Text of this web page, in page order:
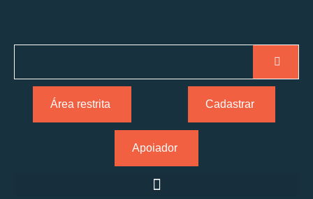
Área restrita Cadastrar
Apoiador